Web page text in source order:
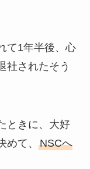
て1年半後、心
社されたそう
ときに、大好
て、 NSCへ